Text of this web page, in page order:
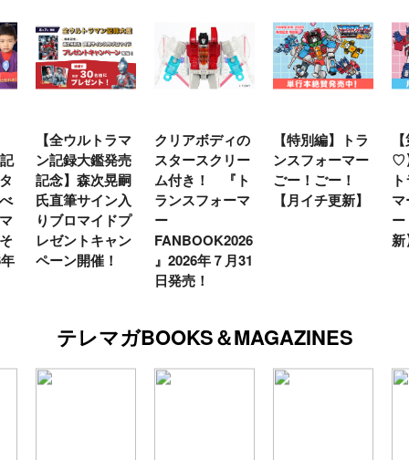
クリアボディの
スタースクリー
ム付き！ 『ト
ランスフォーマ
ー
FANBOOK2026
』2026年７月31
【特別編】トラ
ンスフォーマー
ごー！ごー！
【月イチ更新】
【第6話更新
♡】 わんもあ！
トランスフォー
マーごー！ご
テレマガBOOKS＆MAGAZINES